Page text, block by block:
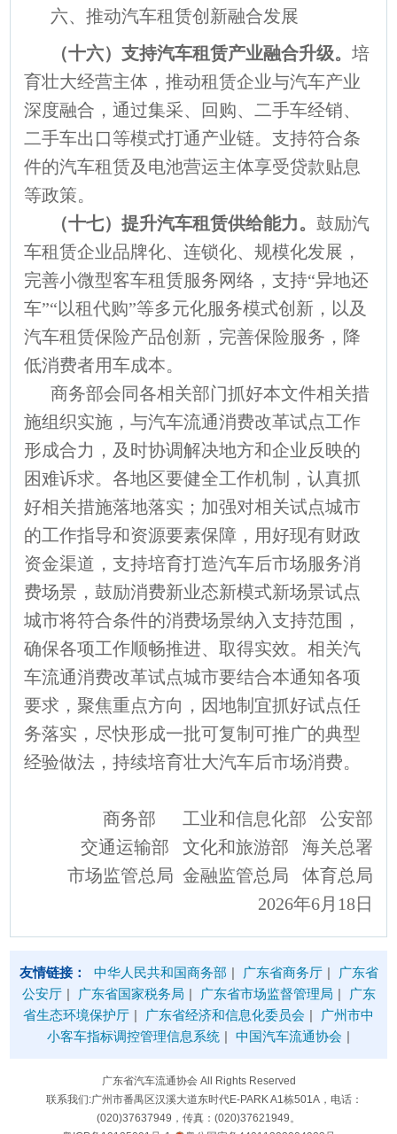
六、推动汽车租赁创新融合发展
（十六）支持汽车租赁产业融合升级。培
育壮大经营主体，推动租赁企业与汽车产业
深度融合，通过集采、回购、二手车经销、
二手车出口等模式打通产业链。支持符合条
件的汽车租赁及电池营运主体享受贷款贴息
等政策。
（十七）提升汽车租赁供给能力。鼓励汽
车租赁企业品牌化、连锁化、规模化发展，
完善小微型客车租赁服务网络，支持“异地还
车”“以租代购”等多元化服务模式创新，以及
汽车租赁保险产品创新，完善保险服务，降
低消费者用车成本。
商务部会同各相关部门抓好本文件相关措
施组织实施，与汽车流通消费改革试点工作
形成合力，及时协调解决地方和企业反映的
困难诉求。各地区要健全工作机制，认真抓
好相关措施落地落实；加强对相关试点城市
的工作指导和资源要素保障，用好现有财政
资金渠道，支持培育打造汽车后市场服务消
费场景，鼓励消费新业态新模式新场景试点
城市将符合条件的消费场景纳入支持范围，
确保各项工作顺畅推进、取得实效。相关汽
车流通消费改革试点城市要结合本通知各项
要求，聚焦重点方向，因地制宜抓好试点任
务落实，尽快形成一批可复制可推广的典型
经验做法，持续培育壮大汽车后市场消费。
商务部 工业和信息化部 公安部
交通运输部 文化和旅游部 海关总署
市场监管总局 金融监管总局 体育总局
2026年6月18日
友情链接： 中华人民共和国商务部 | 广东省商务厅 |
广东省
公安厅 | 广东省国家税务局 | 广东省市场监督管理局 |
广东
省生态环境保护厅 | 广东省经济和信息化委员会 |
广州市中
小客车指标调控管理信息系统 | 中国汽车流通协会 |
广东省汽车流通协会 All Rights Reserved
联系我们:广州市番禺区汉溪大道东时代E-PARK A1栋501A，电话：
(020)37637949，传真：(020)37621949。